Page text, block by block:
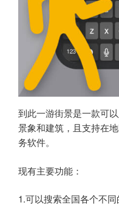
到此一游街景是一款可
景象和建筑，且支持在
务软件。
现有主要功能：
1.可以搜索全国各个不